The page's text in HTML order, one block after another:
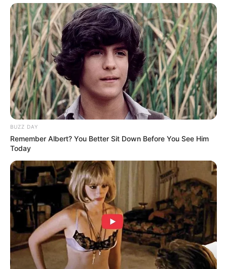
BUZZ DAY
Remember Albert? You Better Sit Down Before You See Him
Today